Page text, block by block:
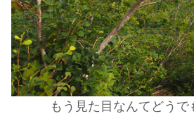
もう見た目なんてどうで